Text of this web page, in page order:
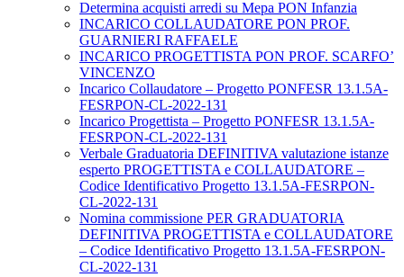
Determina acquisti arredi su Mepa PON Infanzia
INCARICO COLLAUDATORE PON PROF.
GUARNIERI RAFFAELE
INCARICO PROGETTISTA PON PROF. SCARFO’
VINCENZO
Incarico Collaudatore – Progetto PONFESR 13.1.5A-
FESRPON-CL-2022-131
Incarico Progettista – Progetto PONFESR 13.1.5A-
FESRPON-CL-2022-131
Verbale Graduatoria DEFINITIVA valutazione istanze
esperto PROGETTISTA e COLLAUDATORE –
Codice Identificativo Progetto 13.1.5A-FESRPON-
CL-2022-131
Nomina commissione PER GRADUATORIA
DEFINITIVA PROGETTISTA e COLLAUDATORE
– Codice Identificativo Progetto 13.1.5A-FESRPON-
CL-2022-131